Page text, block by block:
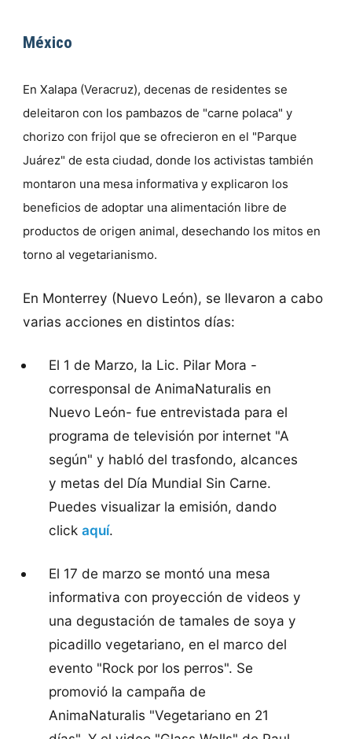
México
En Xalapa (Veracruz), decenas de residentes se
deleitaron con los pambazos de "carne polaca" y
chorizo con frijol que se ofrecieron en el "Parque
Juárez" de esta ciudad, donde los activistas también
montaron una mesa informativa y explicaron los
beneficios de adoptar una alimentación libre de
productos de origen animal, desechando los mitos en
torno al vegetarianismo.
En Monterrey (Nuevo León), se llevaron a cabo
varias acciones en distintos días:
El 1 de Marzo, la Lic. Pilar Mora -
corresponsal de AnimaNaturalis en
Nuevo León- fue entrevistada para el
programa de televisión por internet "A
según" y habló del trasfondo, alcances
y metas del Día Mundial Sin Carne.
Puedes visualizar la emisión, dando
click aquí.
El 17 de marzo se montó una mesa
informativa con proyección de videos y
una degustación de tamales de soya y
picadillo vegetariano, en el marco del
evento "Rock por los perros". Se
promovió la campaña de
AnimaNaturalis "Vegetariano en 21